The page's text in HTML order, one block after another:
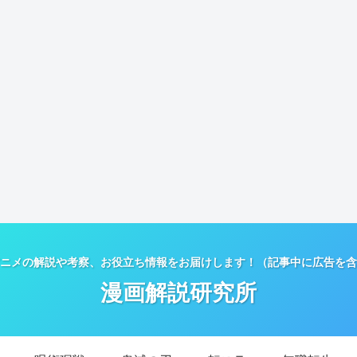
メの解説や考察、お役立ち情報をお届けします！（記事中に広告を
漫画解説研究所